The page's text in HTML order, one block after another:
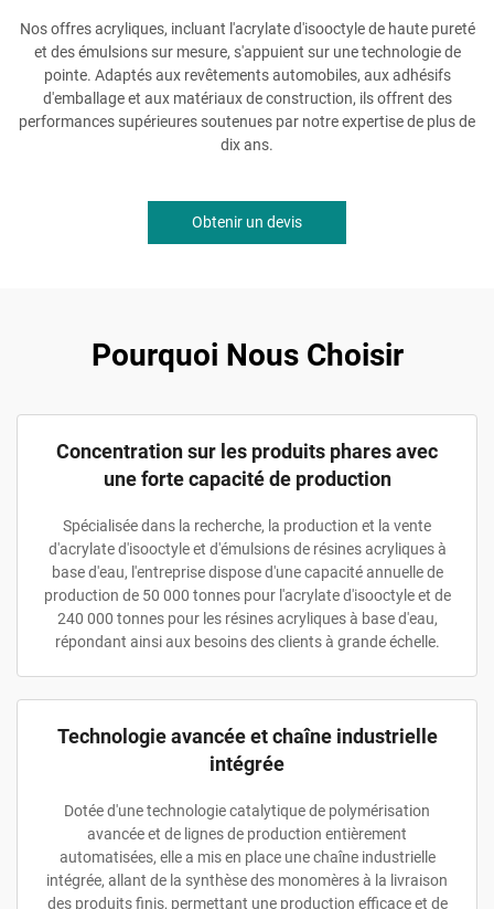
Nos offres acryliques, incluant l'acrylate d'isooctyle de haute pureté
et des émulsions sur mesure, s'appuient sur une technologie de
pointe. Adaptés aux revêtements automobiles, aux adhésifs
d'emballage et aux matériaux de construction, ils offrent des
performances supérieures soutenues par notre expertise de plus de
dix ans.
Obtenir un devis
Pourquoi Nous Choisir
Concentration sur les produits phares avec
une forte capacité de production
Spécialisée dans la recherche, la production et la vente
d'acrylate d'isooctyle et d'émulsions de résines acryliques à
base d'eau, l'entreprise dispose d'une capacité annuelle de
production de 50 000 tonnes pour l'acrylate d'isooctyle et de
240 000 tonnes pour les résines acryliques à base d'eau,
répondant ainsi aux besoins des clients à grande échelle.
Technologie avancée et chaîne industrielle
intégrée
Dotée d'une technologie catalytique de polymérisation
avancée et de lignes de production entièrement
automatisées, elle a mis en place une chaîne industrielle
intégrée, allant de la synthèse des monomères à la livraison
des produits finis, permettant une production efficace et de